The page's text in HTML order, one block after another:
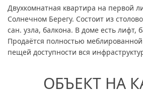
Двухкомнатная квартира на первой
Солнечном Берегу. Состоит из
сан. узла, балкона. В доме есть лифт,
Продаётся полностью
пещей доступности вся
ОБЪЕКТ НА